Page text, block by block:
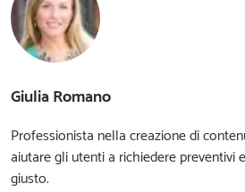
Giulia Romano
Professionista nella creazione di
aiutare gli utenti a richiedere preventivi
giusto.